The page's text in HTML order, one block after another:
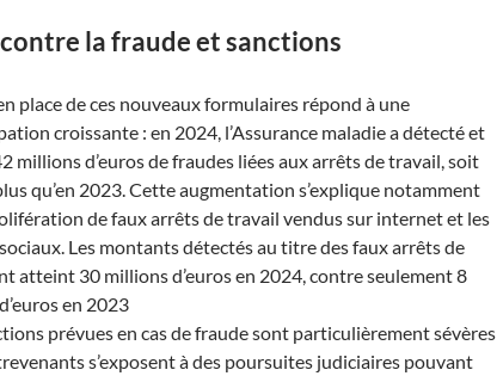
la fraude et sanctions
place de ces nouveaux formulaires répond à une
croissante : en 2024, l’Assurance maladie a détecté et
millions d’euros de fraudes liées aux arrêts de travail, soit
qu’en 2023. Cette augmentation s’explique notamment
de faux arrêts de travail vendus sur internet et les
Les montants détectés au titre des faux arrêts de
atteint 30 millions d’euros en 2024, contre seulement 8
en 2023
prévues en cas de fraude sont particulièrement sévères
s’exposent à des poursuites judiciaires pouvant